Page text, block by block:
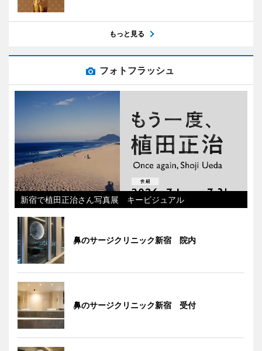
もっと見る
フォトフラッシュ
新宿で植田正治さん写真展 キービジュアル
鼻のサージクリニック新宿 院内
鼻のサージクリニック新宿 受付